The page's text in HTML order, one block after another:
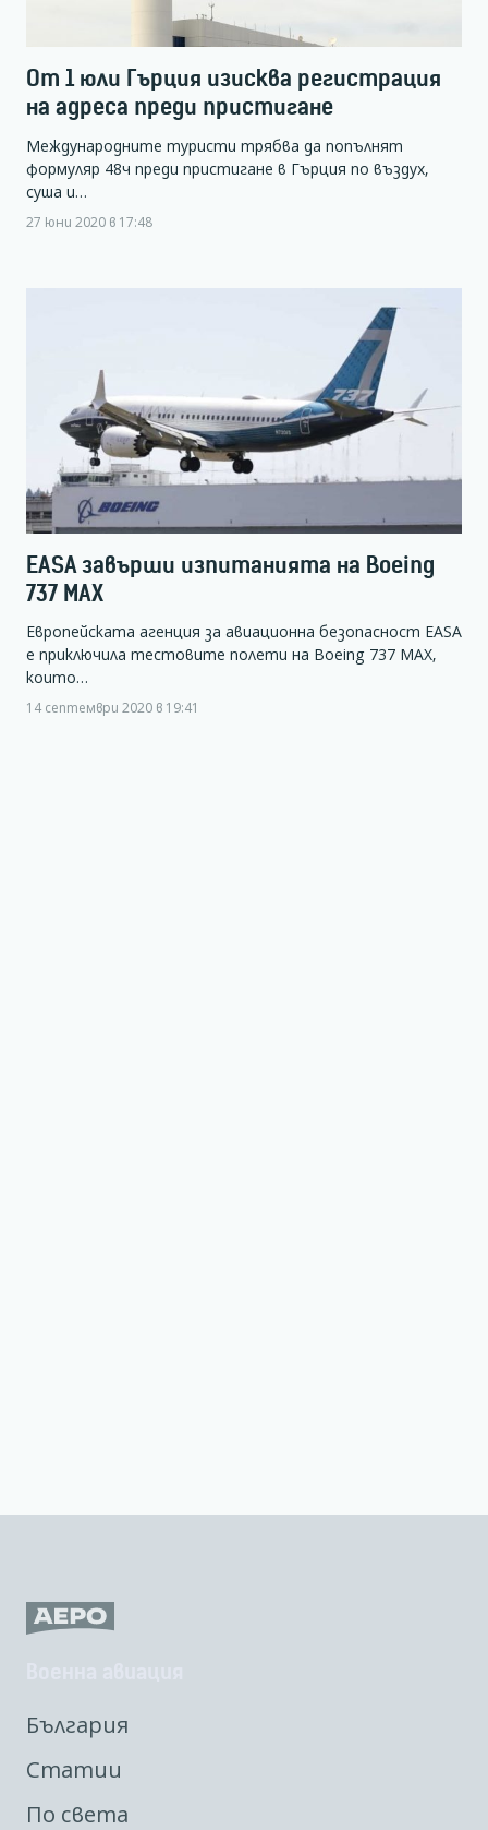
От 1 юли Гърция изисква регистрация
на адреса преди пристигане
Международните туристи трябва да попълнят
формуляр 48ч преди пристигане в Гърция по въздух,
суша и…
27 юни 2020 в 17:48
EASA завърши изпитанията на Boeing
737 MAX
Европейската агенция за авиационна безопасност EASA
е приключила тестовите полети на Boeing 737 МАХ,
които…
14 септември 2020 в 19:41
България
Статии
По света